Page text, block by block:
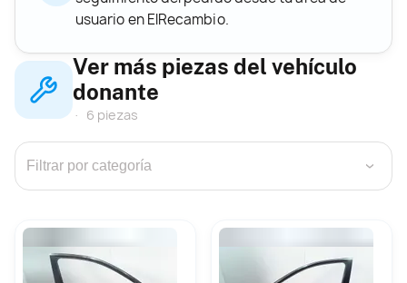
usuario en ElRecambio.
Ver más piezas del vehículo
donante
6 piezas
›